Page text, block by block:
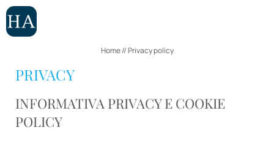
IT EN
Home//Privacy policy
PRIVACY
INFORMATIVA PRIVACY E COOKIE
POLICY